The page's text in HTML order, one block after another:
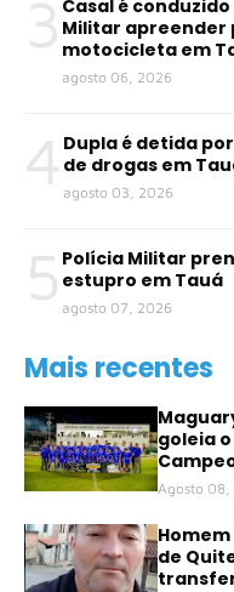
3 Casal é
Militar apreender
motocicleta em
agosto 06, 2026
4 Dupla é detida
de drogas em
agosto 03, 2026
5 Polícia Militar
estupro em Tauá
agosto 07, 2026
Mais recentes
goleia
Agosto 08,
de